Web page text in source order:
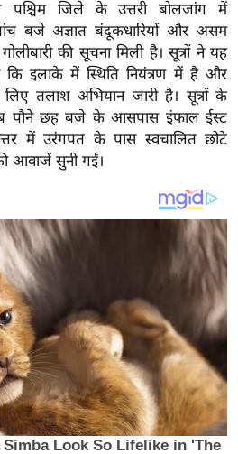
जिले के उत्तरी बोलजांग में
बजे अज्ञात बंदूकधारियों और असम
की सूचना मिली है। सूत्रों ने यह
कि इलाके में स्थिति नियंत्रण में है और
तलाश अभियान जारी है। सूत्रों के
पौने छह बजे के आसपास इंफाल ईस्ट
में उरंगपत के पास स्वचालित छोटे
आवाजें सुनी गईं।